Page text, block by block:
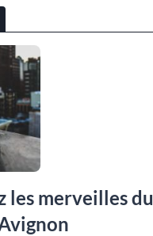
les merveilles du